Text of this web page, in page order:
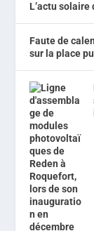
L’actu
Faute de
sur la place